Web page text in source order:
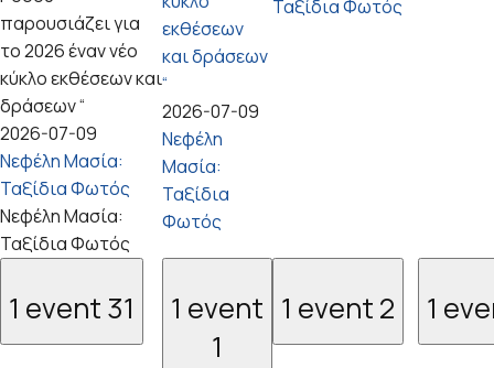
παρουσιάζει για
το 2026 έναν νέο
κύκλο εκθέσεων και
δράσεων “
2026-07-09
Νεφέλη Μασία:
Ταξίδια Φωτός
Νεφέλη Μασία:
Ταξίδια Φωτός
εκθέσεων
και δράσεων
“
2026-07-09
Νεφέλη
Μασία:
Ταξίδια
Φωτός
Ταξίδια Φωτός
1 event 31
1 event
1
1 event 2 1